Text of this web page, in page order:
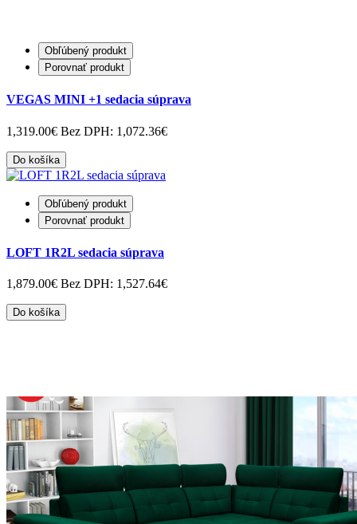
Obľúbený produkt
Porovnať produkt
VEGAS MINI +1 sedacia súprava
1,319.00€ Bez DPH: 1,072.36€
Do košíka
Obľúbený produkt
Porovnať produkt
LOFT 1R2L sedacia súprava
1,879.00€ Bez DPH: 1,527.64€
Do košíka